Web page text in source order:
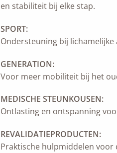
en stabiliteit bij elke stap.
SPORT:
Ondersteuning bij
GENERATION:
Voor meer mobiliteit bij het
MEDISCHE STEUNKOUSEN:
Ontlasting en ontspanning
REVALIDATIEPRODUCTEN:
Praktische hulpmiddelen voor